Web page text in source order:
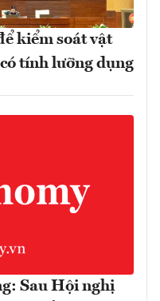
kiểm soát vật
tính lưỡng dụng
Sau Hội nghị